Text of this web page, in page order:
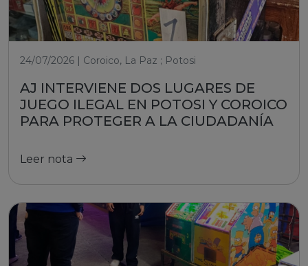
24/07/2026 | Coroico, La Paz ; Potosi
AJ INTERVIENE DOS LUGARES DE
JUEGO ILEGAL EN POTOSI Y COROICO
PARA PROTEGER A LA CIUDADANÍA
Leer nota